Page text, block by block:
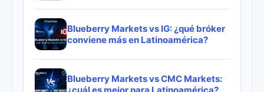
Blueberry Markets vs IG: ¿qué bróker
conviene más en Latinoamérica?
Blueberry Markets vs CMC Markets: